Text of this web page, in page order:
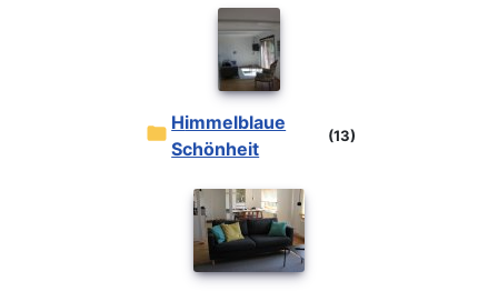
Himmelblaue
Schönheit
(13)